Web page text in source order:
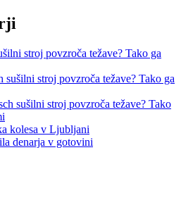
stroj povzroča težave? Tako ga
sušilni stroj povzroča težave? Tako ga
sušilni stroj povzroča težave? Tako
kolesa v Ljubljani
denarja v gotovini